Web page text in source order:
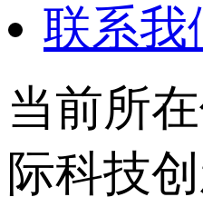
联系我
当前所
际科技